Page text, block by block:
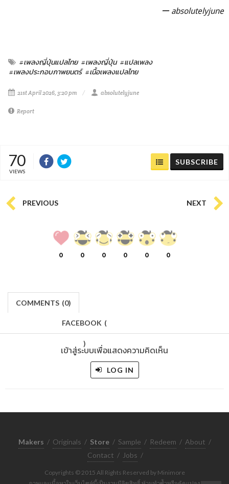
ー absolutelyjune
#เพลงญี่ปุ่นแปลไทย #เพลงญี่ปุ่น #แปลเพลง
#เพลงประกอบภาพยนตร์ #เนื้อเพลงแปลไทย
21st April 2026, 3:20 pm absolutelyjune
Report
70
VIEWS
SUBSCRIBE
PREVIOUS NEXT
0 0 0 0 0 0
COMMENTS (0)
FACEBOOK (
)
เข้าสู่ระบบเพื่อแสดงความคิดเห็น
LOG IN
Makers / Originals / Store / Sample / Redeem / About /
Contact / Jobs /
Copyrights © 2015 All Rights Reserved by Minimore